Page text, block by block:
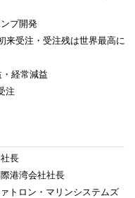
プ開発
来受注・受注残は世界最高に
経常減益
注
長
港湾会社社長
トロン・マリンシステムズ